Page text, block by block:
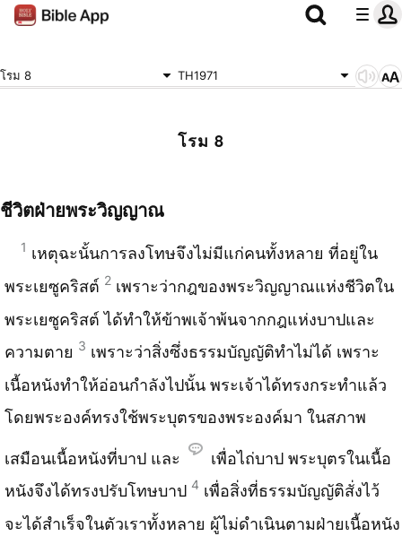
โรม 8 TH1971
โรม 8
ชีวิตฝ่ายพระวิญญาณ
1 เหตุฉะนั้นการลงโทษจึงไม่มีแก่คนทั้งหลาย ที่อยู่ใน
พระเยซูคริสต์ 2 เพราะว่ากฎของพระวิญญาณแห่งชีวิตใน
พระเยซูคริสต์ ได้ทำให้ข้าพเจ้าพ้นจากกฎแห่งบาปและ
ความตาย 3 เพราะว่าสิ่งซึ่งธรรมบัญญัติทำไม่ได้ เพราะ
เนื้อหนังทำให้อ่อนกำลังไปนั้น พระเจ้าได้ทรงกระทำแล้ว
โดยพระองค์ทรงใช้พระบุตรของพระองค์มา ในสภาพ
เสมือนเนื้อหนังที่บาป และ
เพื่อไถ่บาป พระบุตรในเนื้อ
หนังจึงได้ทรงปรับโทษบาป 4 เพื่อสิ่งที่ธรรมบัญญัติสั่งไว้
จะได้สำเร็จในตัวเราทั้งหลาย ผู้ไม่ดำเนินตามฝ่ายเนื้อหนัง